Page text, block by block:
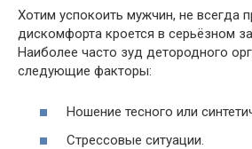
Хотим успокоить мужчин, не всегда
дискомфорта кроется в серьёзном
Наиболее часто зуд детородного
следующие факторы:
Ношение тесного или
Стрессовые ситуации.